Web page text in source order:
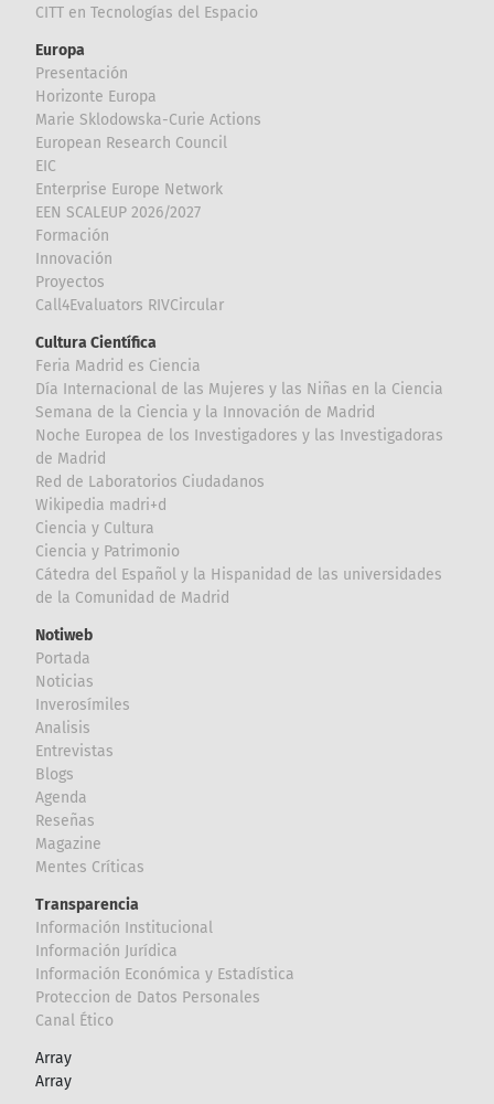
CITT en Tecnologías del Espacio
Europa
Presentación
Horizonte Europa
Marie Sklodowska-Curie Actions
European Research Council
EIC
Enterprise Europe Network
EEN SCALEUP 2026/2027
Formación
Innovación
Proyectos
Call4Evaluators RIVCircular
Cultura Científica
Feria Madrid es Ciencia
Día Internacional de las Mujeres y las Niñas en la Ciencia
Semana de la Ciencia y la Innovación de Madrid
Noche Europea de los Investigadores y las Investigadoras
de Madrid
Red de Laboratorios Ciudadanos
Wikipedia madri+d
Ciencia y Cultura
Ciencia y Patrimonio
Cátedra del Español y la Hispanidad de las universidades
de la Comunidad de Madrid
Notiweb
Portada
Noticias
Inverosímiles
Analisis
Entrevistas
Blogs
Agenda
Reseñas
Magazine
Mentes Críticas
Transparencia
Información Institucional
Información Jurídica
Información Económica y Estadística
Proteccion de Datos Personales
Canal Ético
Array
Array